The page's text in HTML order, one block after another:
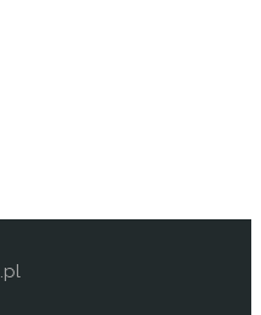
Wychowawczy